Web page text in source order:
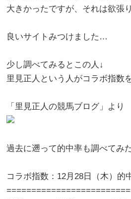
大きかったですが、それは欲張
良いサイトみつけました…
少し調べてみるとこの人↓
里見正人という人がコラボ指数
「里見正人の競馬ブログ」より
過去に遡って的中率も調べてみ
コラボ指数：12月28日（木）的